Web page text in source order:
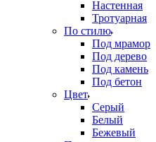
Настенная
Тротуарная
По стилю
Под мрамор
Под дерево
Под камень
Под бетон
Цвет
Серый
Белый
Бежевый